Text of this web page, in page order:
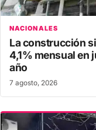
NACIONALES
La construcción
4,1% mensual en
año
7 agosto, 2026